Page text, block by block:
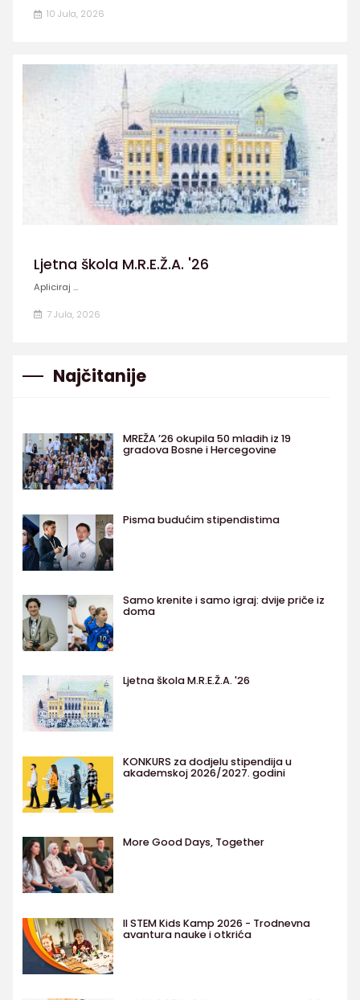
10 Jula, 2026
Ljetna škola M.R.E.Ž.A. '26
Apliciraj ...
7 Jula, 2026
Najčitanije
MREŽA ’26 okupila 50 mladih iz 19
gradova Bosne i Hercegovine
Pisma budućim stipendistima
Samo krenite i samo igraj: dvije priče iz
doma
Ljetna škola M.R.E.Ž.A. '26
KONKURS za dodjelu stipendija u
akademskoj 2026/2027. godini
More Good Days, Together
II STEM Kids Kamp 2026 - Trodnevna
avantura nauke i otkrića